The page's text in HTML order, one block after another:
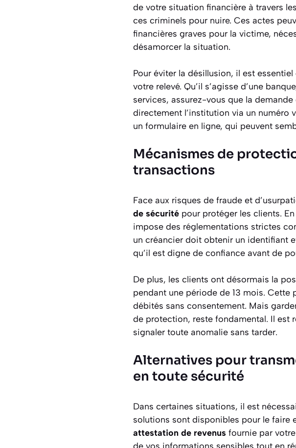
de votre situation financière à travers
ces criminels pour nuire. Ces actes
financières graves pour la victime,
désamorcer la situation.
Pour éviter la désillusion, il est
votre relevé. Qu’il s’agisse d’une
services, assurez-vous que la
directement l’institution via un numéro
un formulaire en ligne, qui peuvent
Mécanismes de
transactions
Face aux risques de fraude et
de sécurité pour protéger les clients.
impose des réglementations strictes
un créancier doit obtenir un identifiant
qu’il est digne de confiance avant de
De plus, les clients ont désormais la
pendant une période de 13 mois.
débités sans consentement. Mais
de protection, reste fondamental. Il est
signaler toute anomalie sans tarder.
Alternatives pour
en toute sécurité
Dans certaines situations, il est
solutions sont disponibles pour le faire
attestation de revenus fournie par